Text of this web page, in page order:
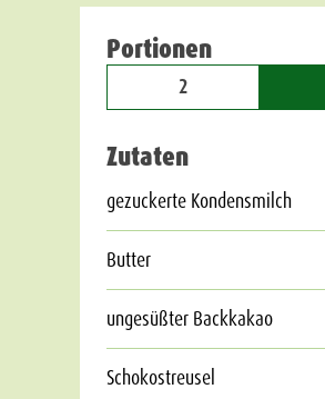
Portionen
2
Zutaten
gezuckerte Kondensmilch
Butter
ungesüßter Backkakao
Schokostreusel